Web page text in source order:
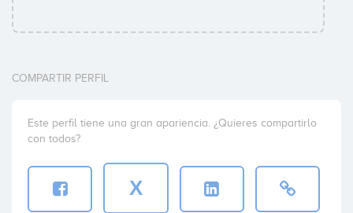
COMPARTIR PERFIL
Este perfil tiene una gran apariencia. ¿Quieres compartirlo
con todos?
X